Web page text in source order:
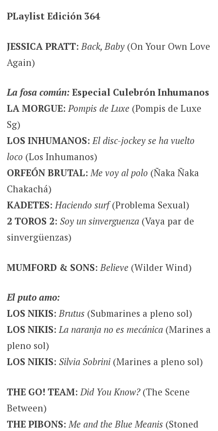
PLaylist Edición 364
JESSICA PRATT: Back, Baby(On Your Own Love
Again)
La fosa común: Especial Culebrón Inhumanos
LA MORGUE:Pompis de Luxe(Pompis de Luxe
Sg)
LOS INHUMANOS:El disc-jockey se ha vuelto
loco (Los Inhumanos)
ORFEÓN BRUTAL:Me voy al polo (Ñaka Ñaka
Chakachá)
KADETES:Haciendo surf(Problema Sexual)
2 TOROS 2: Soy un sinverguenza(Vaya par de
sinvergüenzas)
MUMFORD & SONS: Believe(Wilder Wind)
El puto amo:
LOS NIKIS:Brutus(Submarines a pleno sol)
LOS NIKIS:La naranja no es mecánica(Marines a
pleno sol)
LOS NIKIS: Silvia Sobrini(Marines a pleno sol)
THE GO! TEAM: Did You Know?(The Scene
Between)
THE PIBONS: Me and the Blue Meanis(Stoned